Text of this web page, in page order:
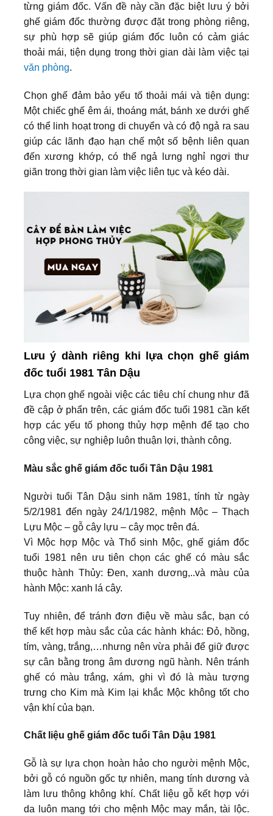
từng giám đốc. Vấn đề này cần đặc biệt lưu ý bởi
ghế giám đốc thường được đặt trong phòng riêng,
sự phù hợp sẽ giúp giám đốc luôn có cảm giác
thoải mái, tiện dụng trong thời gian dài làm việc tại
văn phòng.
Chọn ghế đảm bảo yếu tố thoải mái và tiện dụng:
Một chiếc ghế êm ái, thoáng mát, bánh xe dưới ghế
có thể linh hoạt trong di chuyển và có độ ngả ra sau
giúp các lãnh đạo hạn chế một số bệnh liên quan
đến xương khớp, có thể ngả lưng nghỉ ngơi thư
giãn trong thời gian làm việc liên tục và kéo dài.
Lưu ý dành riêng khi lựa chọn ghế giám
đốc tuổi 1981 Tân Dậu
Lựa chọn ghế ngoài việc các tiêu chí chung như đã
đề cập ở phẩn trên, các giám đốc tuổi 1981 cần kết
hợp các yếu tố phong thủy hợp mệnh để tạo cho
công việc, sự nghiệp luôn thuận lợi, thành công.
Màu sắc ghế giám đốc tuổi Tân Dậu 1981
Người tuổi Tân Dậu sinh năm 1981, tính từ ngày
5/2/1981 đến ngày 24/1/1982, mệnh Mộc – Thạch
Lựu Mộc – gỗ cây lựu – cây mọc trên đá.
Vì Mộc hợp Mộc và Thổ sinh Mộc, ghế giám đốc
tuổi 1981 nên ưu tiên chọn các ghế có màu sắc
thuộc hành Thủy: Đen, xanh dương,..và màu của
hành Mộc: xanh lá cây.
Tuy nhiên, để tránh đơn điệu về màu sắc, bạn có
thể kết hợp màu sắc của các hành khác: Đỏ, hồng,
tím, vàng, trắng,…nhưng nên vừa phải để giữ được
sự cân bằng trong âm dương ngũ hành. Nên tránh
ghế có màu trắng, xám, ghi vì đó là màu tượng
trưng cho Kim mà Kim lại khắc Mộc không tốt cho
vận khí của bạn.
Chất liệu ghế giám đốc tuổi Tân Dậu 1981
Gỗ là sự lựa chọn hoàn hảo cho người mệnh Mộc,
bởi gỗ có nguồn gốc tự nhiên, mang tính dương và
làm lưu thông không khí. Chất liệu gỗ kết hợp với
da luôn mang tới cho mệnh Mộc may mắn, tài lộc.